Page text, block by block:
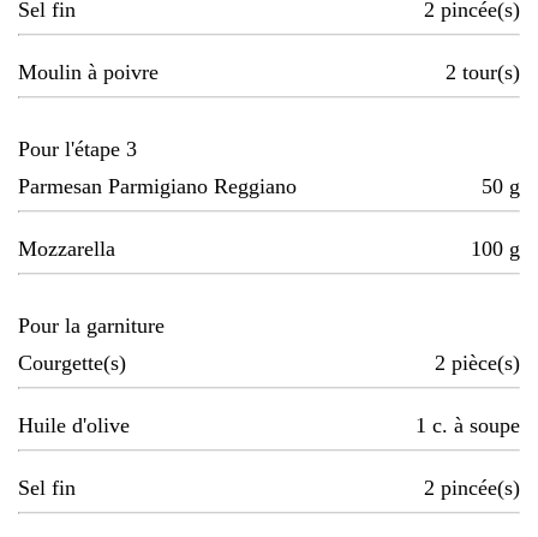
Sel fin 2 pincée(s)
Moulin à poivre 2 tour(s)
Pour l'étape 3
Parmesan Parmigiano Reggiano
50 g
Mozzarella 100 g
Pour la garniture
Courgette(s)
2 pièce(s)
Huile d'olive 1 c. à soupe
Sel fin 2 pincée(s)